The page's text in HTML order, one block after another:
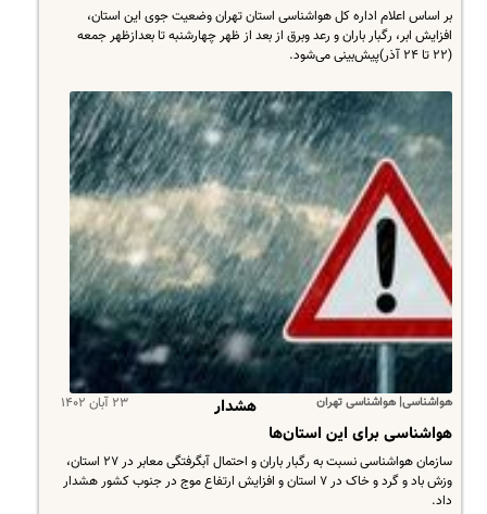
بر اساس اعلام اداره کل هواشناسی استان تهران وضعیت جوی این استان،
افزایش ابر، رگبار باران و رعد وبرق از بعد از ظهر چهارشنبه تا بعدازظهر جمعه
(۲۲ تا ۲۴ آذر)پیش‌بینی می‌شود.
هواشناسی| هواشناسی تهران ۲۳ آبان ۱۴۰۲
هشدار
هواشناسی برای این استان‌ها
سازمان هواشناسی نسبت به رگبار باران و احتمال آبگرفتگی معابر در ۲۷ استان،
وزش باد و گرد و خاک در ۷ استان و افزایش ارتفاع موج در جنوب کشور هشدار
داد.